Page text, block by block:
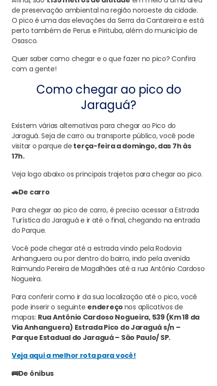
de preservação ambiental na região noroeste da cidade.
O pico é uma das elevações da Serra da Cantareira e está
perto também de Perus e Pirituba, além do município de
Osasco.
Quer saber como chegar e o que fazer no pico? Confira
com a gente!
Como chegar ao pico do
Jaraguá?
Existem várias alternativas para chegar ao Pico do
Jaraguá. Seja de carro ou transporte público, você pode
visitar o parque de terça-feira a domingo, das 7h às
17h.
Veja logo abaixo os principais trajetos para chegar ao pico.
🚗De carro
Para chegar ao pico de carro, é preciso acessar a Estrada
Turística do Jaraguá e ir até o final, chegando na entrada
do Parque.
Você pode chegar até a estrada vindo pela Rodovia
Anhanguera ou por dentro do bairro, indo pela avenida
Raimundo Pereira de Magalhães até a rua Antônio Cardoso
Nogueira.
Para conferir como ir da sua localização até o pico, você
pode inserir o seguinte endereço nos aplicativos de
mapas: Rua Antônio Cardoso Nogueira, 539 (Km 18 da
Via Anhanguera) Estrada Pico do Jaraguá s/n –
Parque Estadual do Jaraguá – São Paulo/ SP.
Veja aqui a melhor rota para você!
🚌De ônibus